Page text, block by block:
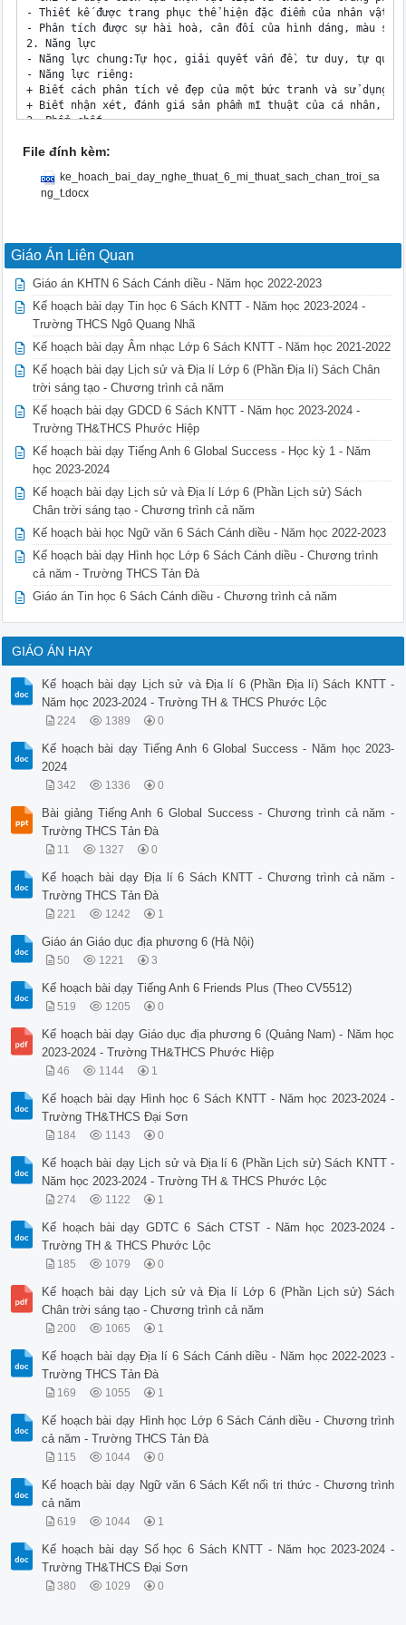
File đính kèm:
ke_hoach_bai_day_nghe_thuat_6_mi_thuat_sach_chan_troi_sa
ng_t.docx
Giáo Án Liên Quan
Giáo án KHTN 6 Sách Cánh diều - Năm học 2022-2023
Kế hoạch bài dạy Tin học 6 Sách KNTT - Năm học 2023-2024 -
Trường THCS Ngô Quang Nhã
Kế hoạch bài dạy Âm nhạc Lớp 6 Sách KNTT - Năm học 2021-2022
Kế hoạch bài dạy Lịch sử và Địa lí Lớp 6 (Phần Địa lí) Sách Chân
trời sáng tạo - Chương trình cả năm
Kế hoạch bài dạy GDCD 6 Sách KNTT - Năm học 2023-2024 -
Trường TH&THCS Phước Hiệp
Kế hoạch bài dạy Tiếng Anh 6 Global Success - Học kỳ 1 - Năm
học 2023-2024
Kế hoạch bài dạy Lịch sử và Địa lí Lớp 6 (Phần Lịch sử) Sách
Chân trời sáng tạo - Chương trình cả năm
Kế hoạch bài học Ngữ văn 6 Sách Cánh diều - Năm học 2022-2023
Kế hoạch bài dạy Hình học Lớp 6 Sách Cánh diều - Chương trình
cả năm - Trường THCS Tản Đà
Giáo án Tin học 6 Sách Cánh diều - Chương trình cả năm
GIÁO ÁN HAY
Kế hoạch bài dạy Lịch sử và Địa lí 6 (Phần Địa lí) Sách KNTT -
Năm học 2023-2024 - Trường TH & THCS Phước Lộc
224 1389 0
Kế hoạch bài dạy Tiếng Anh 6 Global Success - Năm học 2023-
2024
342 1336 0
Bài giảng Tiếng Anh 6 Global Success - Chương trình cả năm -
Trường THCS Tản Đà
11 1327 0
Kế hoạch bài dạy Địa lí 6 Sách KNTT - Chương trình cả năm -
Trường THCS Tản Đà
221 1242 1
Giáo án Giáo dục địa phương 6 (Hà Nội)
50 1221 3
Kế hoạch bài dạy Tiếng Anh 6 Friends Plus (Theo CV5512)
519 1205 0
Kế hoạch bài dạy Giáo dục địa phương 6 (Quảng Nam) - Năm học
2023-2024 - Trường TH&THCS Phước Hiệp
46 1144 1
Kế hoạch bài dạy Hình học 6 Sách KNTT - Năm học 2023-2024 -
Trường TH&THCS Đại Sơn
184 1143 0
Kế hoạch bài dạy Lịch sử và Địa lí 6 (Phần Lịch sử) Sách KNTT -
Năm học 2023-2024 - Trường TH & THCS Phước Lộc
274 1122 1
Kế hoạch bài dạy GDTC 6 Sách CTST - Năm học 2023-2024 -
Trường TH & THCS Phước Lộc
185 1079 0
Kế hoạch bài dạy Lịch sử và Địa lí Lớp 6 (Phần Lịch sử) Sách
Chân trời sáng tạo - Chương trình cả năm
200 1065 1
Kế hoạch bài dạy Địa lí 6 Sách Cánh diều - Năm học 2022-2023 -
Trường THCS Tản Đà
169 1055 1
Kế hoạch bài dạy Hình học Lớp 6 Sách Cánh diều - Chương trình
cả năm - Trường THCS Tản Đà
115 1044 0
Kế hoạch bài dạy Ngữ văn 6 Sách Kết nối tri thức - Chương trình
cả năm
619 1044 1
Kế hoạch bài dạy Số học 6 Sách KNTT - Năm học 2023-2024 -
Trường TH&THCS Đại Sơn
380 1029 0